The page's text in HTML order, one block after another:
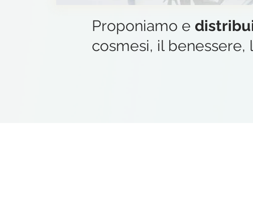
Proponiamo e
cosmesi, il benessere,